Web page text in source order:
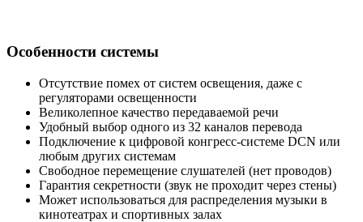
Особенности системы
Отсутствие помех от систем освещения, даже с
регуляторами освещенности
Великолепное качество передаваемой речи
Удобный выбор одного из 32 каналов перевода
Подключение к цифровой конгресс-системе DCN или
любым других системам
Свободное перемещение слушателей (нет проводов)
Гарантия секретности (звук не проходит через стены)
Может использоваться для распределения музыки в
кинотеатрах и спортивных залах